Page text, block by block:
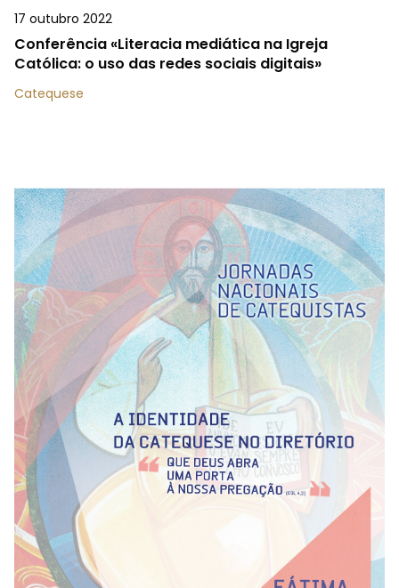
17 outubro 2022
Conferência «Literacia mediática na Igreja
Católica: o uso das redes sociais digitais»
Catequese